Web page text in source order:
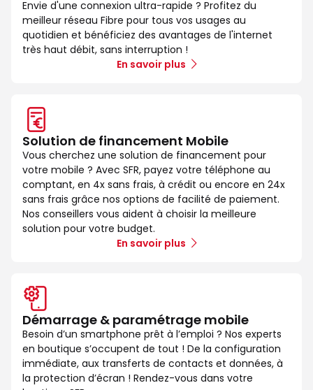
Envie d'une connexion ultra-rapide ? Profitez du
meilleur réseau Fibre pour tous vos usages au
quotidien et bénéficiez des avantages de l'internet
très haut débit, sans interruption !
En savoir plus
Solution de financement Mobile
Vous cherchez une solution de financement pour
votre mobile ? Avec SFR, payez votre téléphone au
comptant, en 4x sans frais, à crédit ou encore en 24x
sans frais grâce nos options de facilité de paiement.
Nos conseillers vous aident à choisir la meilleure
solution pour votre budget.
En savoir plus
Démarrage & paramétrage mobile
Besoin d’un smartphone prêt à l’emploi ? Nos experts
en boutique s’occupent de tout ! De la configuration
immédiate, aux transferts de contacts et données, à
la protection d’écran ! Rendez-vous dans votre